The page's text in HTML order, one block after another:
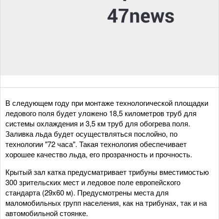
В следующем году при монтаже технологической площадки
ледового поля будет уложено 18,5 километров труб для
системы охлаждения и 3,5 км труб для обогрева поля.
Заливка льда будет осуществляться послойно, по
технологии "72 часа". Такая технология обеспечивает
хорошее качество льда, его прозрачность и прочность.
Крытый зал катка предусматривает трибуны вместимостью
300 зрительских мест и ледовое поле европейского
стандарта (29х60 м). Предусмотрены места для
маломобильных групп населения, как на трибунах, так и на
автомобильной стоянке.